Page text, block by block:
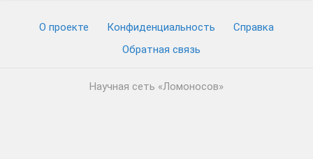
О проекте Конфиденциальность
Cправка
Обратная связь
Научная сеть «Ломоносов»